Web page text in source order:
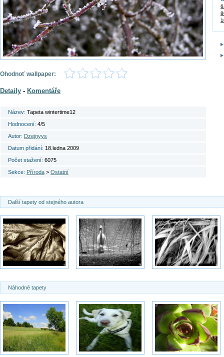
Ohodnoť wallpaper:
Detaily - Komentáře
Název: Tapeta wintertime12
Hodnocení: 4/5
Autor: Dzejnyys
Datum přidání: 18.ledna 2009
Počet stažení: 6075
Sekce: Příroda > Ostatní
Další tapety od stejného autora
Náhodné tapety